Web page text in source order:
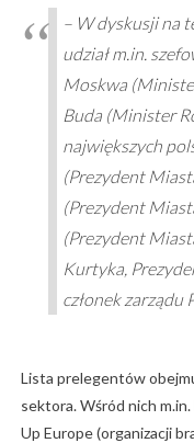
– W dyskusji na
udział m.in.
Moskwa
Buda (Minister
największych
(Prezydent
(Prezydent
(Prezydent
Kurtyka,
członek zarządu
Lista prelegentów
sektora. Wśród nich
Up Europe (organizacji